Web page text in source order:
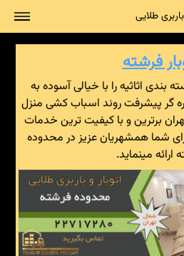
باربری طلایی
فرشته
بندی اثاثیه را با خیالی آسوده به
گر پیشرفت روند اسباب کشی منزل
برترین و با کیفیت ترین خدمات
شما همشهریان عزیز در محدوده
ارائه مینماید.